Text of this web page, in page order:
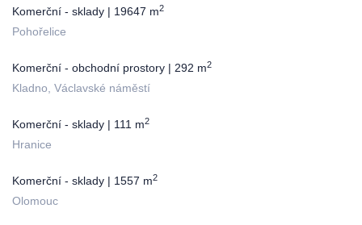
Komerční - sklady | 19647 m2
Pohořelice
Komerční - obchodní prostory | 292 m2
Kladno, Václavské náměstí
Komerční - sklady | 111 m2
Hranice
Komerční - sklady | 1557 m2
Olomouc